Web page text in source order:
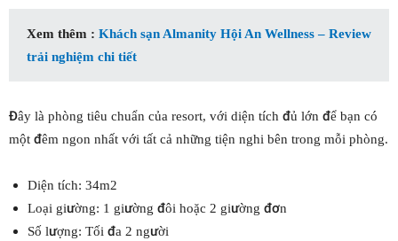
Xem thêm : Khách sạn Almanity Hội An Wellness – Review
trải nghiệm chi tiết
Đây là phòng tiêu chuẩn của resort, với diện tích đủ lớn để bạn có
một đêm ngon nhất với tất cả những tiện nghi bên trong mỗi phòng.
Diện tích: 34m2
Loại giường: 1 giường đôi hoặc 2 giường đơn
Số lượng: Tối đa 2 người